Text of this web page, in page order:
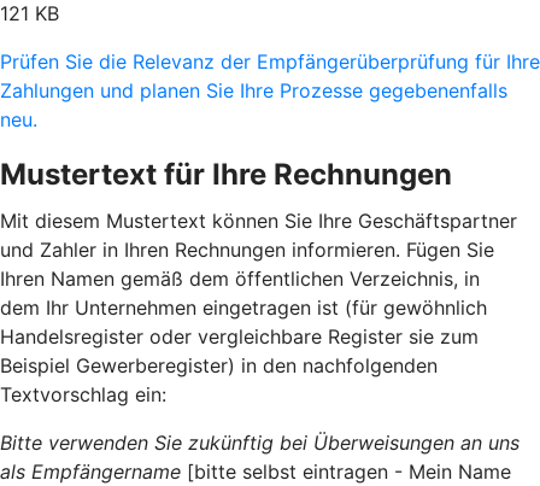
121 KB
Prüfen Sie die Relevanz der Empfängerüberprüfung für Ihre
Zahlungen und planen Sie Ihre Prozesse gegebenenfalls
neu.
Mustertext für Ihre Rechnungen
Mit diesem Mustertext können Sie Ihre Geschäftspartner
und Zahler in Ihren Rechnungen informieren. Fügen Sie
Ihren Namen gemäß dem öffentlichen Verzeichnis, in
dem Ihr Unternehmen eingetragen ist (für gewöhnlich
Handelsregister oder vergleichbare Register sie zum
Beispiel Gewerberegister) in den nachfolgenden
Textvorschlag ein:
Bitte verwenden Sie zukünftig bei Überweisungen an uns
als Empfängername [bitte selbst eintragen - Mein Name